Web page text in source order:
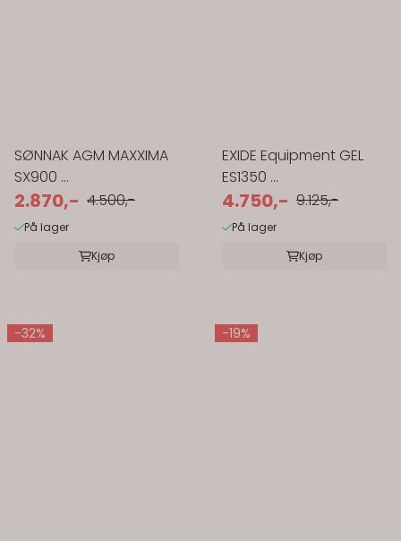
SØNNAK AGM MAXXIMA
SX900 ...
2.870,- 4.500,-
På lager
Kjøp
EXIDE Equipment GEL
ES1350 ...
4.750,- 9.125,-
På lager
Kjøp
-32% -19%